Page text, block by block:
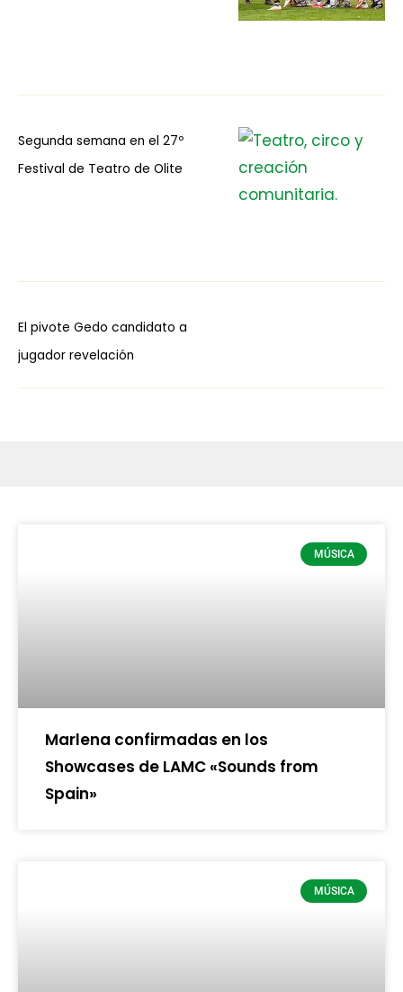
Segunda semana en el 27º
Festival de Teatro de Olite
El pivote Gedo candidato a
jugador revelación
MÚSICA
Marlena confirmadas en los
Showcases de LAMC «Sounds from
Spain»
MÚSICA